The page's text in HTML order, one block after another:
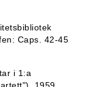
Caps. 42-45
i 1:a